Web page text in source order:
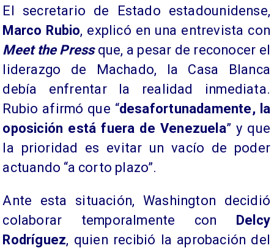
El secretario de Estado estadounidense,
Marco Rubio, explicó en una entrevista con
Meet the Pressque, a pesar de reconocer el
liderazgo de Machado, la Casa Blanca
debía enfrentar la realidad inmediata.
Rubio afirmó que “desafortunadamente, la
oposición está fuera de Venezuela” y que
la prioridad es evitar un vacío de poder
actuando “a corto plazo”.
Ante esta situación, Washington decidió
colaborar temporalmente con Delcy
Rodríguez, quien recibió la aprobación del